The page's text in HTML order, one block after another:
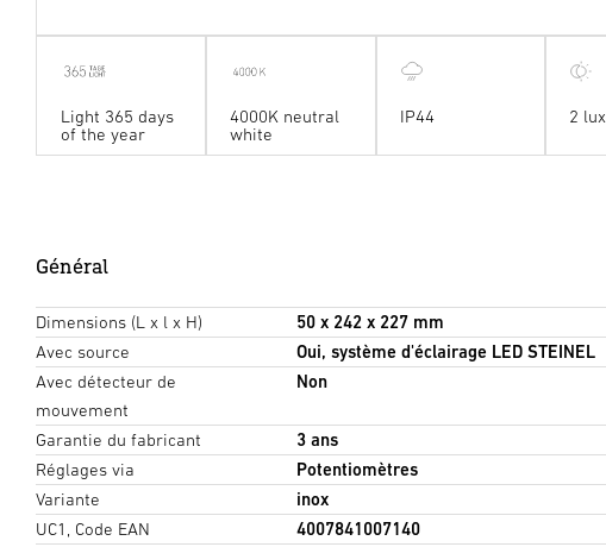
Light 365 days
of the year
4000K neutral
white
IP44 2 lux
Général
Dimensions (L x l x H)
50 x 242 x 227 mm
Avec source
Oui, système d'éclairage LED STEINEL
Avec détecteur de
mouvement
Non
Garantie du fabricant
3 ans
Réglages via
Potentiomètres
Variante
inox
UC1, Code EAN
4007841007140